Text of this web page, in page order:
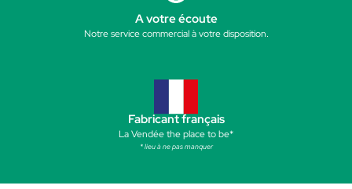
A votre écoute
Notre service commercial à votre disposition.
Fabricant français
La Vendée the place to be*
* lieu à ne pas manquer